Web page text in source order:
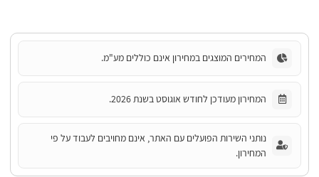
המחירים המוצגים במחירון אינם כוללים מע"מ.
המחירון מעודכן לחודש אוגוסט בשנת 2026.
נותני השירות הפועלים עם האתר, אינם מחויבים לעבוד על פי
המחירון.